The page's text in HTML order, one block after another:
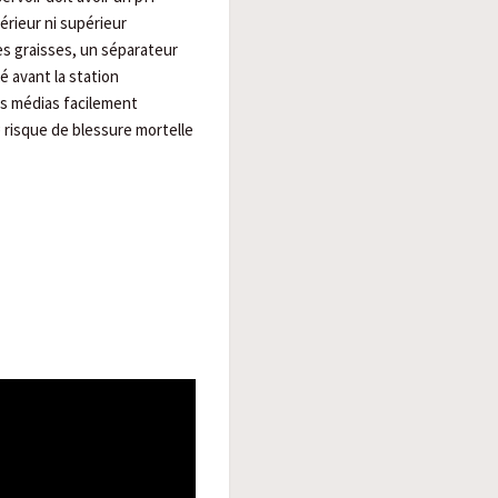
ni supérieur
graisses, un séparateur
avant la station
médias facilement
de blessure mortelle